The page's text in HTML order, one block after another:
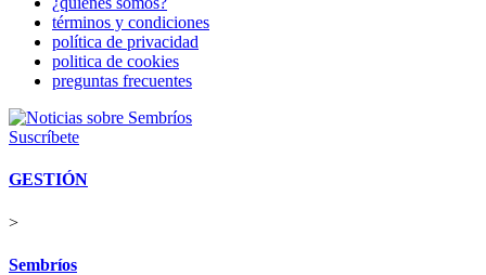
términos y condiciones
política de privacidad
politica de cookies
preguntas frecuentes
Suscríbete
GESTIÓN
>
Sembríos